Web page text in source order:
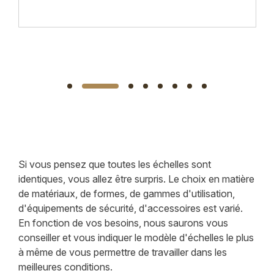
Si vous pensez que toutes les échelles sont
identiques, vous allez être surpris. Le choix en matière
de matériaux, de formes, de gammes d'utilisation,
d'équipements de sécurité, d'accessoires est varié.
En fonction de vos besoins, nous saurons vous
conseiller et vous indiquer le modèle d'échelles le plus
à même de vous permettre de travailler dans les
meilleures conditions.